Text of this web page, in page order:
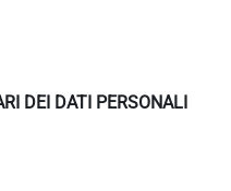
DEI DATI PERSONALI